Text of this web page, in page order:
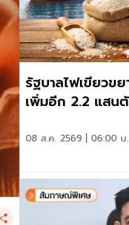
รัฐบาลไฟเขียวข
เพิ่มอีก 2.2 แสน
08 ส.ค. 2569 | 06:00 น.